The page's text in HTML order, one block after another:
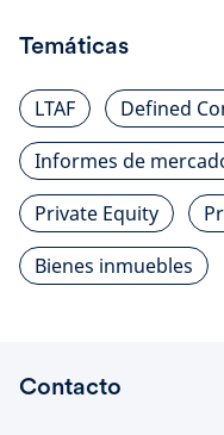
Temáticas
LTAF
Defined
Informes de
Private Equity
Bienes inmuebles
Contacto